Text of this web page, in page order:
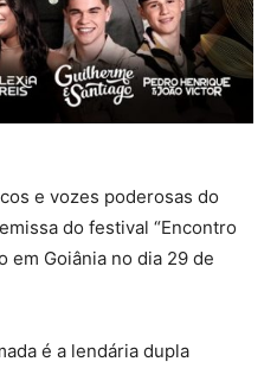
e vozes poderosas do
do festival “Encontro
em Goiânia no dia 29 de
é a lendária dupla